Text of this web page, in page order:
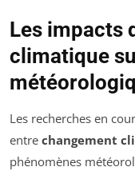
Les impacts
climatique
Les recherches en
entre changement
phénomènes